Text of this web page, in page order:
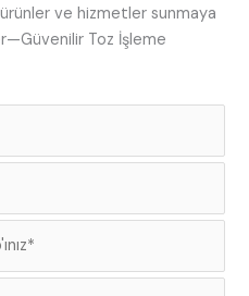
ürünler ve hizmetler sunmaya
Toz İşleme